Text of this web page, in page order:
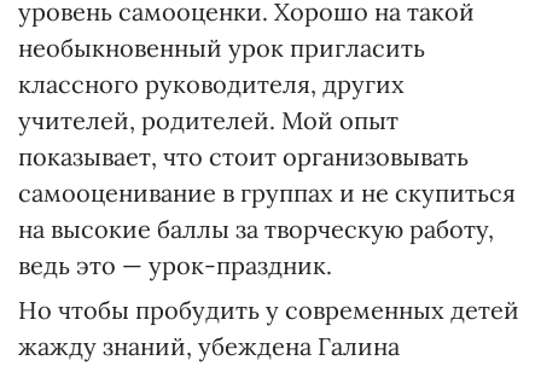
уровень самооценки. Хорошо на такой
необыкновенный урок пригласить
классного руководителя, других
учителей, родителей. Мой опыт
показывает, что стоит организовывать
самооценивание в группах и не скупиться
на высокие баллы за творческую работу,
ведь это — урок-праздник.
Но чтобы пробудить у современных детей
жажду знаний, убеждена Галина